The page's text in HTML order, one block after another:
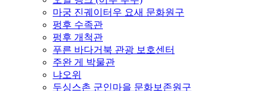
마궁 진궤이터우 요새 문화원구
펑후 수족관
펑후 개척관
푸른 바다거북 관광 보호센터
주완 게 박물관
냐오위
두싱스촌 군인마을 문화보존원구